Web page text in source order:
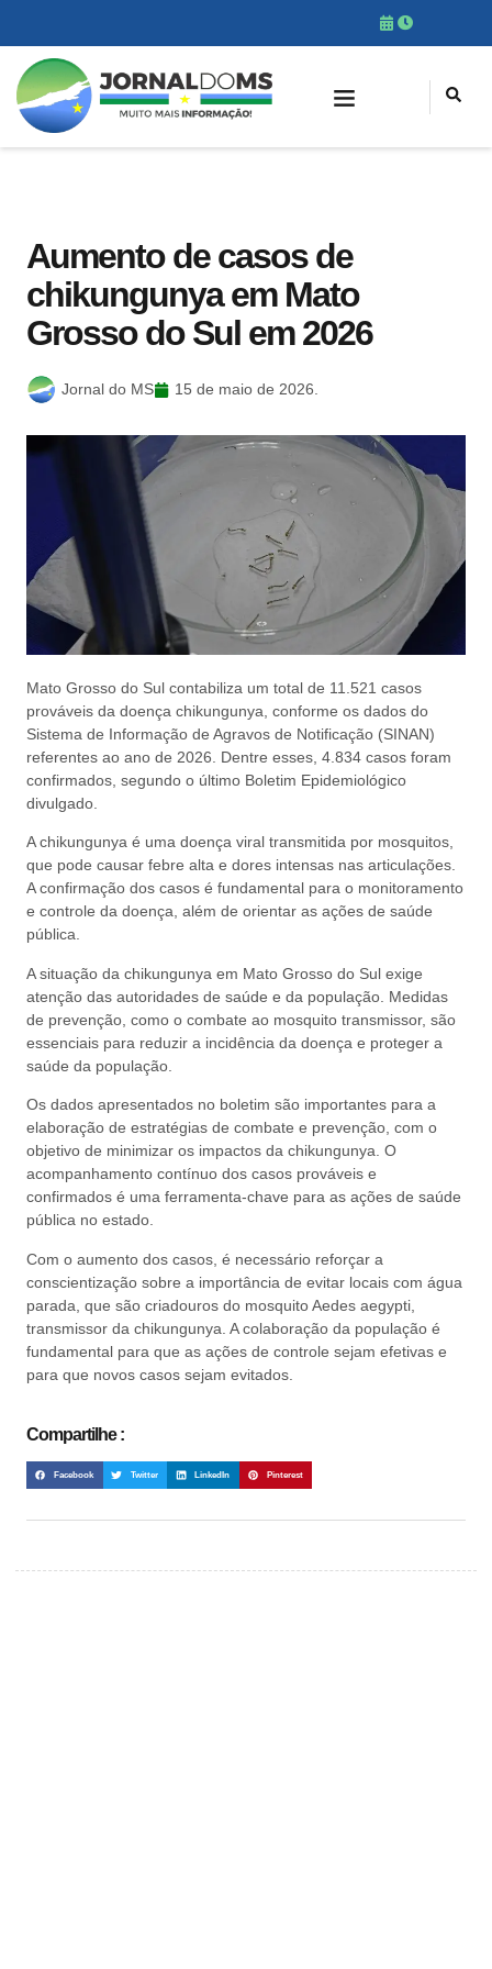
Aumento de casos de
chikungunya em Mato
Grosso do Sul em 2026
Jornal do MS 15 de maio de 2026.
Mato Grosso do Sul contabiliza um total de 11.521 casos
prováveis da doença chikungunya, conforme os dados do
Sistema de Informação de Agravos de Notificação (SINAN)
referentes ao ano de 2026. Dentre esses, 4.834 casos foram
confirmados, segundo o último Boletim Epidemiológico
divulgado.
A chikungunya é uma doença viral transmitida por mosquitos,
que pode causar febre alta e dores intensas nas articulações.
A confirmação dos casos é fundamental para o monitoramento
e controle da doença, além de orientar as ações de saúde
pública.
A situação da chikungunya em Mato Grosso do Sul exige
atenção das autoridades de saúde e da população. Medidas
de prevenção, como o combate ao mosquito transmissor, são
essenciais para reduzir a incidência da doença e proteger a
saúde da população.
Os dados apresentados no boletim são importantes para a
elaboração de estratégias de combate e prevenção, com o
objetivo de minimizar os impactos da chikungunya. O
acompanhamento contínuo dos casos prováveis e
confirmados é uma ferramenta-chave para as ações de saúde
pública no estado.
Com o aumento dos casos, é necessário reforçar a
conscientização sobre a importância de evitar locais com água
parada, que são criadouros do mosquito Aedes aegypti,
transmissor da chikungunya. A colaboração da população é
fundamental para que as ações de controle sejam efetivas e
para que novos casos sejam evitados.
Compartilhe :
Facebook Twitter LinkedIn Pinterest